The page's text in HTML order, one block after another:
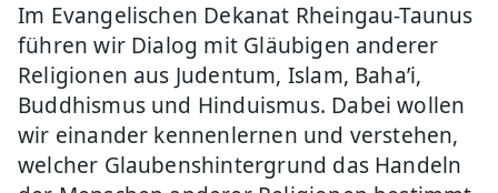
Im Evangelischen Dekanat Rheingau-Taunus
führen wir Dialog mit Gläubigen anderer
Religionen aus Judentum, Islam, Baha’i,
Buddhismus und Hinduismus. Dabei wollen
wir einander kennenlernen und verstehen,
welcher Glaubenshintergrund das Handeln